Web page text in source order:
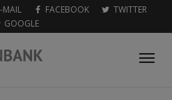
MAIL FACEBOOK
TWITTER
GOOGLE